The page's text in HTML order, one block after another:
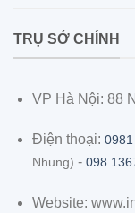
TRỤ SỞ CHÍNH
VP Hà Nội: 88
Điện thoại:
Nhung) - 098
Website: